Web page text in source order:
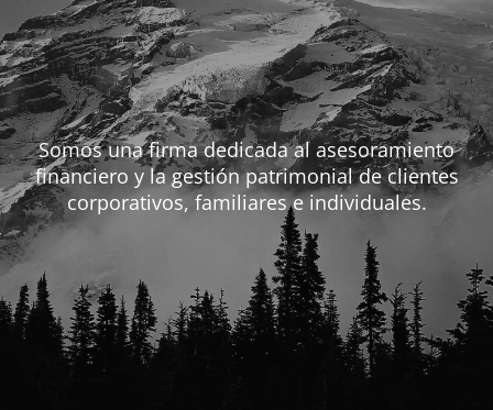
Somos una firma dedicada al asesoramiento
financiero y la gestión patrimonial de clientes
corporativos, familiares e individuales.